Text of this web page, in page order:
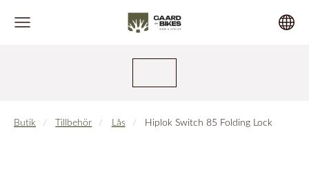
Butik Tillbehör Lås Hiplok Switch 85 Folding Lock